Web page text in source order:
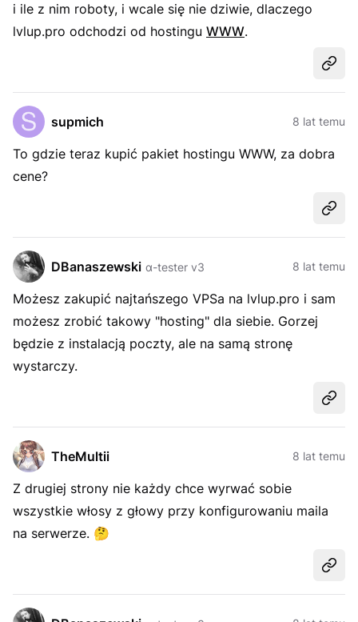
i ile z nim roboty, i wcale się nie dziwie, dlaczego
lvlup.pro odchodzi od hostingu WWW.
supmich 8 lat temu
To gdzie teraz kupić pakiet hostingu WWW, za dobra
cene?
DBanaszewski α-tester v3 8 lat temu
Możesz zakupić najtańszego VPSa na lvlup.pro i sam
możesz zrobić takowy "hosting" dla siebie. Gorzej
będzie z instalacją poczty, ale na samą stronę
wystarczy.
TheMultii 8 lat temu
Z drugiej strony nie każdy chce wyrwać sobie
wszystkie włosy z głowy przy konfigurowaniu maila
na serwerze. 🤔